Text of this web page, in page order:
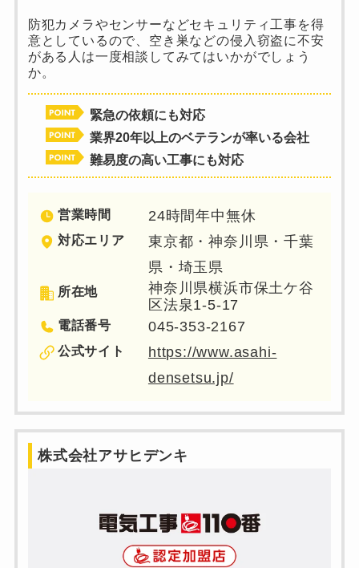
防犯カメラやセンサーなどセキュリティ工事を得
意としているので、空き巣などの侵入窃盗に不安
がある人は一度相談してみてはいかがでしょう
か。
緊急の依頼にも対応
業界20年以上のベテランが率いる会社
難易度の高い工事にも対応
営業時間 24時間年中無休
対応エリア
東京都・神奈川県・千葉
県・埼玉県
所在地
神奈川県横浜市保土ケ谷
区法泉1-5-17
電話番号 045-353-2167
公式サイト
https://www.asahi-
densetsu.jp/
株式会社アサヒデンキ